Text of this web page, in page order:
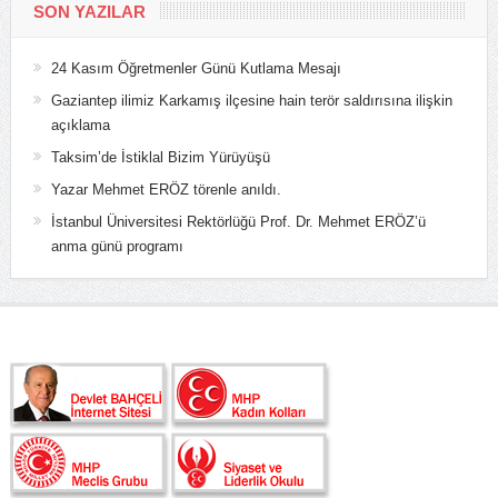
SON YAZILAR
24 Kasım Öğretmenler Günü Kutlama Mesajı
Gaziantep ilimiz Karkamış ilçesine hain terör saldırısına ilişkin
açıklama
Taksim’de İstiklal Bizim Yürüyüşü
Yazar Mehmet ERÖZ törenle anıldı.
İstanbul Üniversitesi Rektörlüğü Prof. Dr. Mehmet ERÖZ’ü
anma günü programı